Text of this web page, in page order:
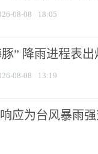
08-08 18:05
” 降雨进程表
08-08 13:19
应为台风暴雨